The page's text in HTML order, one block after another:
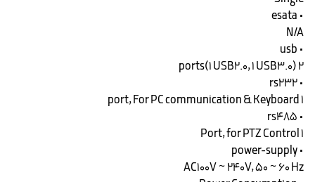
• esata
N/A
• usb
2 ports(1 USB2.0, 1 USB3.0)
• rs232
1 port, For PC communication & Keyboard
• rs485
1 Port, for PTZ Control
• power-supply
AC100V ~ 240V, 50 ~ 60 Hz